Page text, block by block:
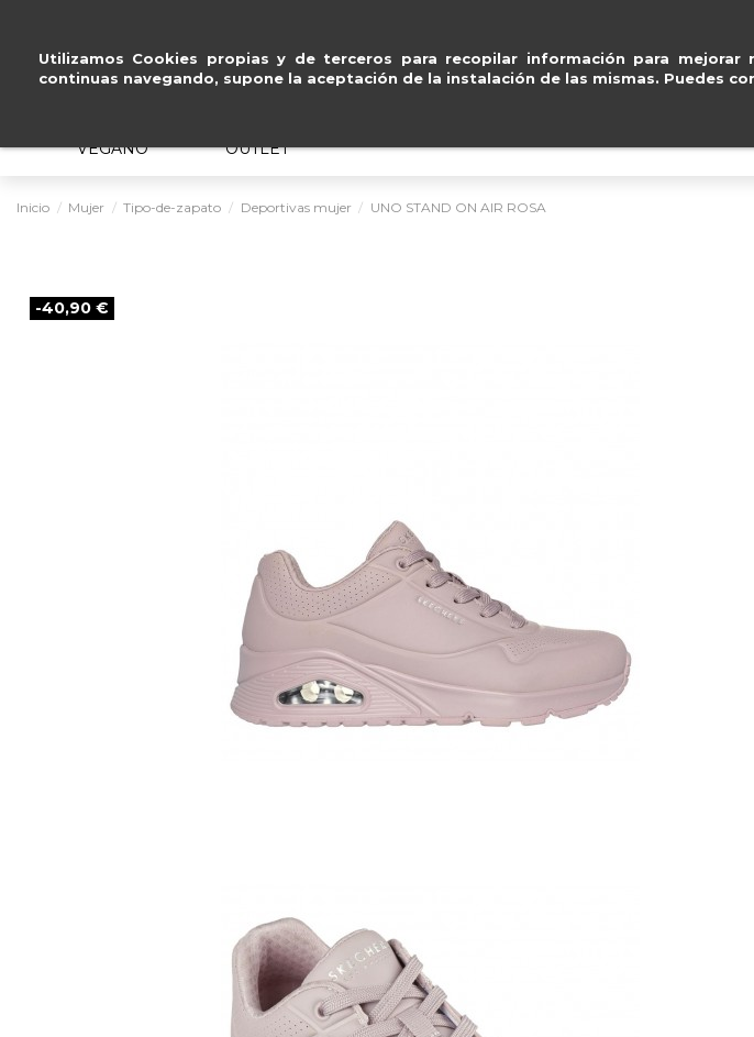
Utilizamos Cookies propias y de terceros para recopilar información para
continuas navegando, supone la aceptación de la instalación de las mismas. Puedes
VEGANO OUTLET
Inicio Mujer Tipo-de-zapato Deportivas mujer UNO STAND ON AIR ROSA
-40,90 €